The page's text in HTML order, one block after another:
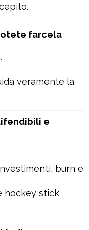
farcela
veramente la
e
burn e
hockey stick